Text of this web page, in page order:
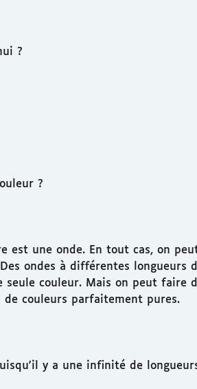
?
?
une onde. En tout cas, on
ondes à différentes
seule couleur. Mais on peut
de couleurs parfaitement pures.
y a une infinité de